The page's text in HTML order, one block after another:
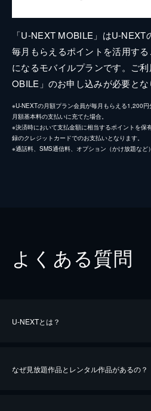
「U-NEXT MOBILE」はU-
毎月もらえるポイントを活用す
になるモバイルプランです。ご
OBILE」のお申し込みが必要とな
※U-NEXTの月額プラン会員が毎月もらえる1,200
月額基本料の支払いに充てた場合。
※決済時において支払金額に相当するポイントを保
録のクレジットカードでのお支払いとなります。
※通話料、SMS通信料、オプション（かけ放題など
よくある質問
U-NEXTとは？
なぜ見放題作品とレンタル作品があるの？